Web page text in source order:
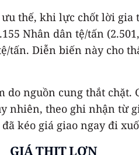
thế, khi lực chốt lời gia
Nhân dân tệ/tấn
tấn. Diễn biến này
nguồn cung thắt
nhiên, theo ghi nhận
kéo giá giao ngay đi
GIÁ THỊT LỢN